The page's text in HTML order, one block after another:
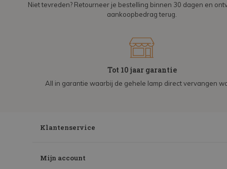
Niet tevreden? Retourneer je bestelling binnen 30 dagen en
aankoopbedrag terug.
Tot 10 jaar garantie
All in garantie waarbij de gehele lamp direct vervangen
Klantenservice
Mijn account